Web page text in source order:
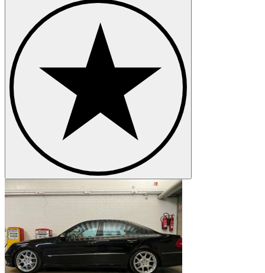
Mercedes-Benz Modelle
Mercedes-Benz 123er
Mercedes-Benz 170
Mercedes-Benz 190er
Mercedes-Benz 220
Mercedes-Benz 250
Mercedes-Benz 280
Mercedes-Benz 300
Mercedes-Benz G-Klasse
Mercedes-Benz Ponton
Mercedes-Benz S-Klasse
Mercedes-Benz SL-Klasse
Mercedes-Benz SLK